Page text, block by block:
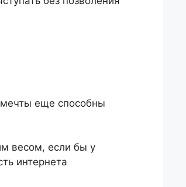
еще способны
весом, если бы у
интернета